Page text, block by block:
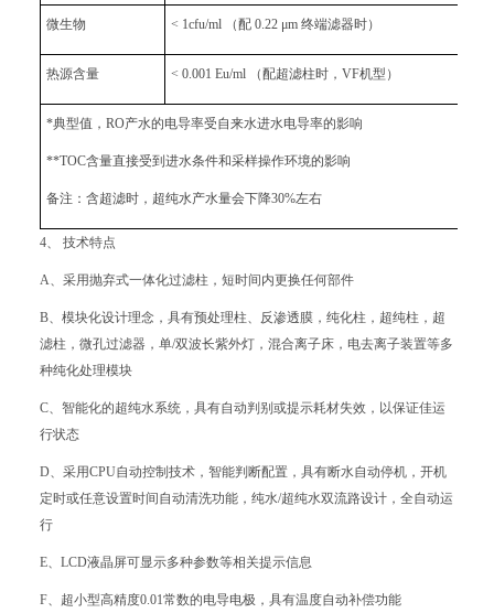
微生物 < 1cfu/ml （配 0.22 μm 终端滤器时）
热源含量 < 0.001 Eu/ml （配超滤柱时，VF机型）
*典型值，RO产水的电导率受自来水进水电导率的影响
**TOC含量直接受到进水条件和采样操作环境的影响
备注：含超滤时，超纯水产水量会下降30%左右
4、 技术特点
A、采用抛弃式一体化过滤柱，短时间内更换任何部件
B、模块化设计理念，具有预处理柱、反渗透膜，纯化柱，超纯柱，超
滤柱，微孔过滤器，单/双波长紫外灯，混合离子床，电去离子装置等多
种纯化处理模块
C、智能化的超纯水系统，具有自动判别或提示耗材失效，以保证佳运
行状态
D、采用CPU自动控制技术，智能判断配置，具有断水自动停机，开机
定时或任意设置时间自动清洗功能，纯水/超纯水双流路设计，全自动运
行
E、LCD液晶屏可显示多种参数等相关提示信息
F、超小型高精度0.01常数的电导电极，具有温度自动补偿功能